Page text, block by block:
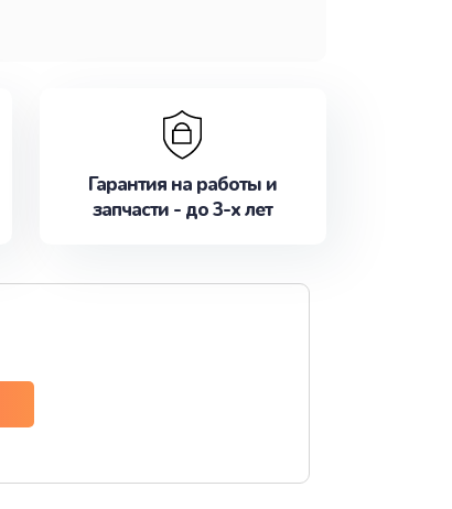
Гарантия на работы и
запчасти - до 3-х лет